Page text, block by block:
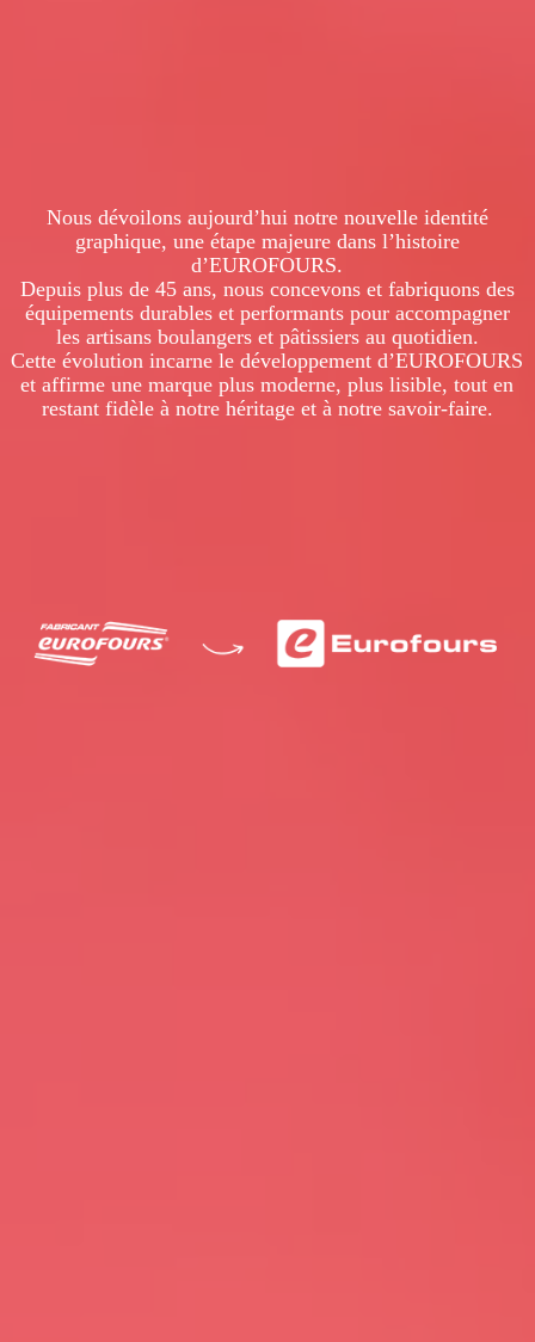
Nous dévoilons aujourd’hui notre nouvelle identité
graphique, une étape majeure dans l’histoire
d’EUROFOURS.
Depuis plus de 45 ans, nous concevons et fabriquons des
équipements durables et performants pour accompagner
les artisans boulangers et pâtissiers au quotidien.
Cette évolution incarne le développement d’EUROFOURS
et affirme une marque plus moderne, plus lisible, tout en
restant fidèle à notre héritage et à notre savoir-faire.